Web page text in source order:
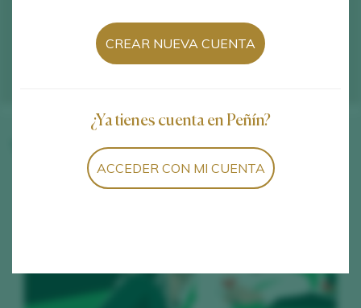
Vinos de la bodega
CREAR NUEVA CUENTA
¿Ya tienes cuenta en Peñín?
ACCEDER CON MI CUENTA